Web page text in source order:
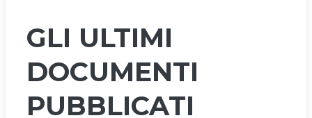
GLI ULTIMI
DOCUMENTI
PUBBLICATI